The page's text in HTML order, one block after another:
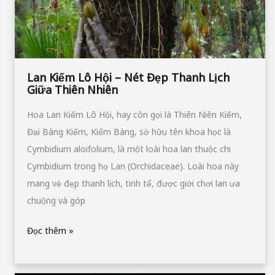
Lan Kiếm Lô Hội – Nét Đẹp Thanh Lịch
Giữa Thiên Nhiên
Hoa Lan Kiếm Lô Hội, hay còn gọi là Thiên Niên Kiếm,
Đại Bàng Kiếm, Kiếm Bàng, sở hữu tên khoa học là
Cymbidium aloifolium, là một loài hoa lan thuộc chi
Cymbidium trong họ Lan (Orchidaceae). Loài hoa này
mang vẻ đẹp thanh lịch, tinh tế, được giới chơi lan ưa
chuộng và góp
Đẹp
Thanh
Lịch
Giữa
Thiên
Nhiên
Đọc thêm »